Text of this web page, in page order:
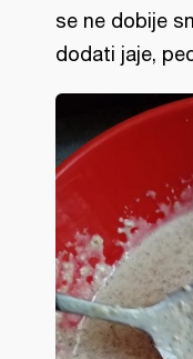
se ne dobije
dodati jaje,